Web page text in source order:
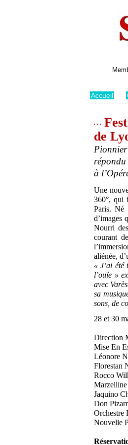
Accueil
de
répondu
à
Une
360°, qui
Paris. Né
d’images
Nourri
courant
aliénée,
« J’ai été
l’ouïe »
avec
sa
sons, de
28 et 30
Direction
Mise En
Léonore
Florestan
Rocco
Marzelline
Jaquino
Don
Orchestre
Nouvelle